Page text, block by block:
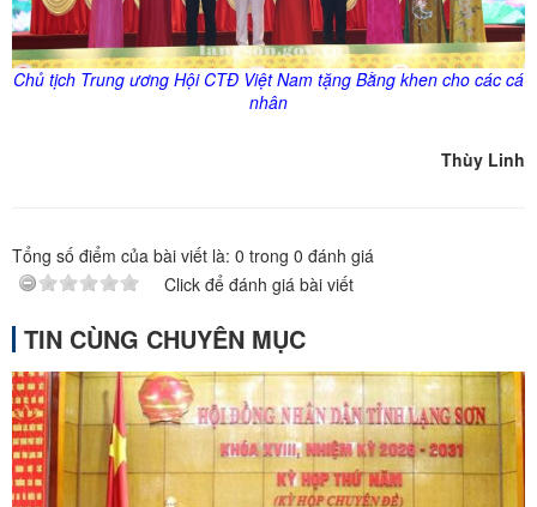
Chủ tịch Trung ương Hội CTĐ Việt Nam tặng Bằng khen cho các cá
nhân
Thùy Linh
Tổng số điểm của bài viết là: 0 trong 0 đánh giá
Click để đánh giá bài viết
TIN CÙNG CHUYÊN MỤC